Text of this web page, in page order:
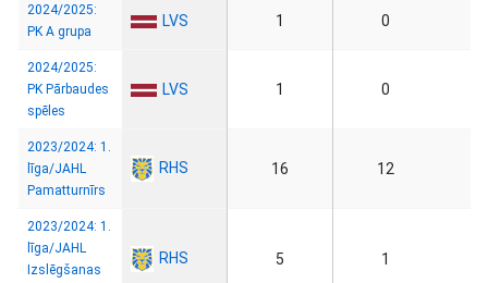
2024/2025:
PK A grupa
LVS 1 0
2024/2025:
PK Pārbaudes
spēles
LVS 1 0
2023/2024: 1.
līga/JAHL
Pamatturnīrs
RHS 16 12
2023/2024: 1.
līga/JAHL
Izslēgšanas
RHS 5 1